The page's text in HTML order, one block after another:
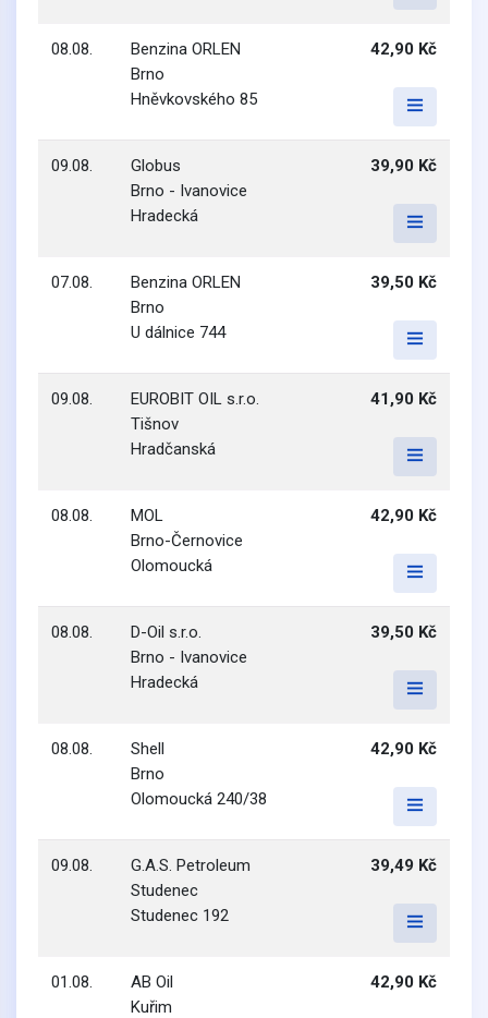
08.08.
Benzina ORLEN
Brno
Hněvkovského 85
42,90 Kč
09.08.
Globus
Brno - Ivanovice
Hradecká
39,90 Kč
07.08.
Benzina ORLEN
Brno
U dálnice 744
39,50 Kč
09.08.
EUROBIT OIL s.r.o.
Tišnov
Hradčanská
41,90 Kč
08.08.
MOL
Brno-Černovice
Olomoucká
42,90 Kč
08.08.
D-Oil s.r.o.
Brno - Ivanovice
Hradecká
39,50 Kč
08.08.
Shell
Brno
Olomoucká 240/38
42,90 Kč
09.08.
G.A.S. Petroleum
Studenec
Studenec 192
39,49 Kč
01.08.
AB Oil
Kuřim
42,90 Kč